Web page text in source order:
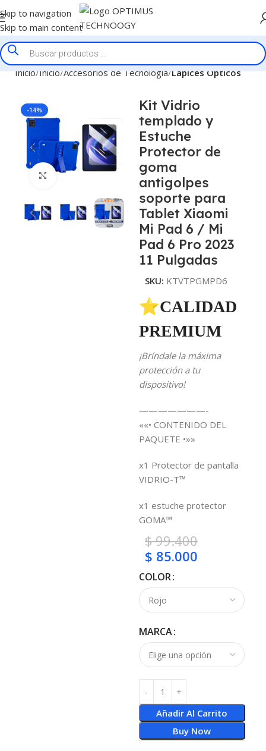
Skip to navigation
Skip to main content
Inicio Inicio Accesorios de Tecnologia Lapices Opticos
-14%
Click to enlarge
Kit Vidrio
templado y
Estuche
Protector de
goma
antigolpes
soporte para
Tablet Xiaomi
Mi Pad 6 / Mi
Pad 6 Pro 2023
11 Pulgadas
SKU: KTVTPGMPD6
⭐CALIDAD
PREMIUM
¡Bríndale la máxima
protección a tu
dispositivo!
———————-
««• CONTENIDO DEL
PAQUETE •»»
x1 Protector de pantalla
VIDRIO-T™
x1 estuche protector
GOMA™
$99.400
$ 85.000
COLOR
MARCA
Añadir Al Carrito
Buy Now